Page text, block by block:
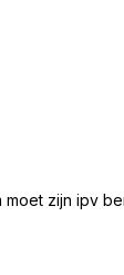
zijn ipv